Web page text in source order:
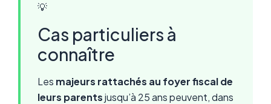
💡
Cas particuliers à
connaître
Les majeurs rattachés au foyer fiscal de
leurs parentsjusqu’à 25 ans peuvent, dans